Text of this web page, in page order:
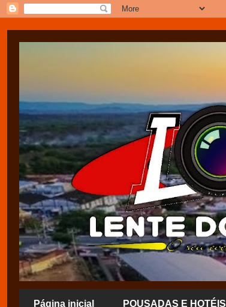
Página inicial POUSADAS E HOTÉIS